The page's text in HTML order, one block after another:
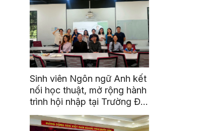
Sinh viên Ngôn ngữ Anh kết
nối học thuật, mở rộng hành
trình hội nhập tại Trường Đại
học Quốc gia Malaysia